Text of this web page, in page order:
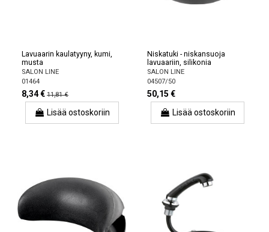
Lavuaarin kaulatyyny, kumi,
musta
SALON LINE
01464
8,34 € 11,81 €
Lisää ostoskoriin
Niskatuki - niskansuoja
lavuaariin, silikonia
SALON LINE
04507/50
50,15 €
Lisää ostoskoriin